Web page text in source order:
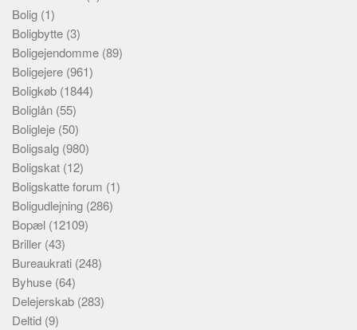
Bolig (1)
Boligbytte (3)
Boligejendomme (89)
Boligejere (961)
Boligkøb (1844)
Boliglån (55)
Boligleje (50)
Boligsalg (980)
Boligskat (12)
Boligskatte forum (1)
Boligudlejning (286)
Bopæl (12109)
Briller (43)
Bureaukrati (248)
Byhuse (64)
Delejerskab (283)
Deltid (9)